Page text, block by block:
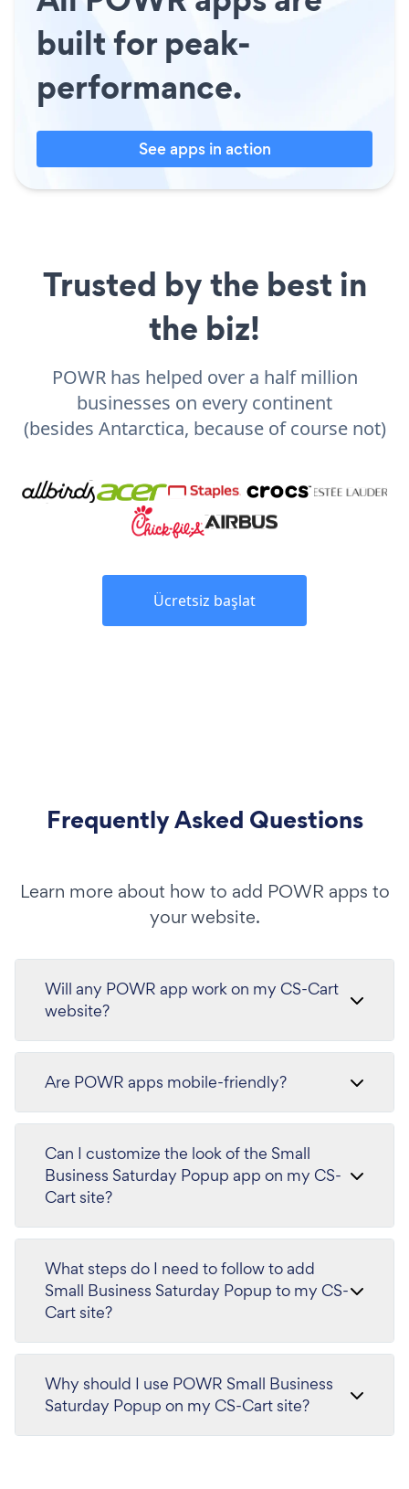
built for peak-
performance.
See apps in action
Trusted by the best in
the biz!
POWR has helped over a half million
businesses on every continent
(besides Antarctica, because of course not)
Ücretsiz başlat
Frequently Asked Questions
Learn more about how to add POWR apps to
your website.
Will any POWR app work on my CS-Cart
website?
Are POWR apps mobile-friendly?
Can I customize the look of the Small
Business Saturday Popup app on my CS-
Cart site?
What steps do I need to follow to add
Small Business Saturday Popup to my CS-
Cart site?
Why should I use POWR Small Business
Saturday Popup on my CS-Cart site?